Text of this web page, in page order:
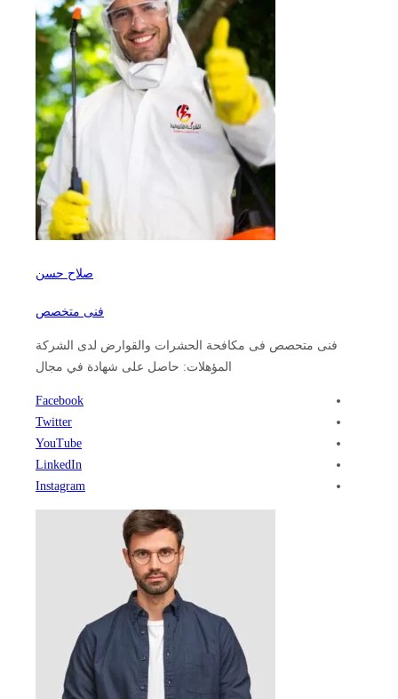
صلاح حسن
فنى متخصص
فنى متحصص فى مكافحة الحشرات والقوارض لدى الشركة
المؤهلات: حاصل على شهادة في مجال
Facebook
Twitter
YouTube
LinkedIn
Instagram